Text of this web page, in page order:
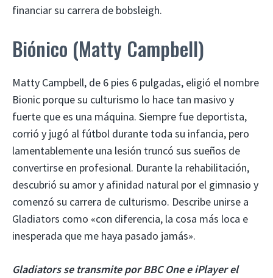
financiar su carrera de bobsleigh.
Biónico (Matty Campbell)
Matty Campbell, de 6 pies 6 pulgadas, eligió el nombre
Bionic porque su culturismo lo hace tan masivo y
fuerte que es una máquina. Siempre fue deportista,
corrió y jugó al fútbol durante toda su infancia, pero
lamentablemente una lesión truncó sus sueños de
convertirse en profesional. Durante la rehabilitación,
descubrió su amor y afinidad natural por el gimnasio y
comenzó su carrera de culturismo. Describe unirse a
Gladiators como «con diferencia, la cosa más loca e
inesperada que me haya pasado jamás».
Gladiators se transmite por BBC One e iPlayer el